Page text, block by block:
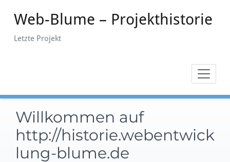
InhaltWeb-Blume – Projekthistorie
Letzte Projekt
Willkommen auf
http://historie.webentwick
lung-blume.de